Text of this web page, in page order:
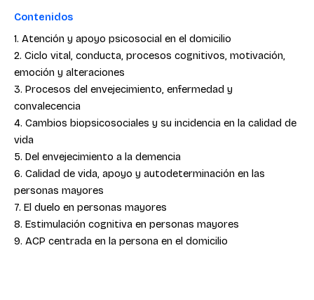
Contenidos
1. Atención y apoyo psicosocial en el domicilio
2. Ciclo vital, conducta, procesos cognitivos, motivación,
emoción y alteraciones
3. Procesos del envejecimiento, enfermedad y
convalecencia
4. Cambios biopsicosociales y su incidencia en la calidad de
vida
5. Del envejecimiento a la demencia
6. Calidad de vida, apoyo y autodeterminación en las
personas mayores
7. El duelo en personas mayores
8. Estimulación cognitiva en personas mayores
9. ACP centrada en la persona en el domicilio